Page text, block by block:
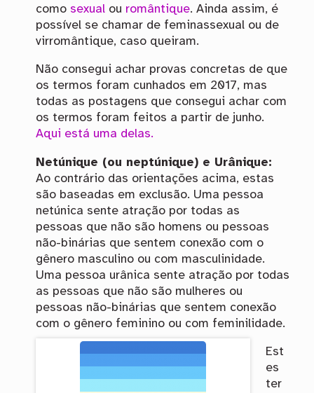
como sexualou romântique. Ainda assim, é
possível se chamar de feminassexual ou de
virromântique, caso queiram.
Não consegui achar provas concretas de que
os termos foram cunhados em 2017, mas
todas as postagens que consegui achar com
os termos foram feitos a partir de junho.
Aqui está uma delas.
Netúnique (ou neptúnique) e Urânique:
Ao contrário das orientações acima, estas
são baseadas em exclusão. Uma pessoa
netúnica sente atração por todas as
pessoas que não são homens ou pessoas
não-binárias que sentem conexão com o
gênero masculino ou com masculinidade.
Uma pessoa urânica sente atração por todas
as pessoas que não são mulheres ou
pessoas não-binárias que sentem conexão
com o gênero feminino ou com feminilidade.
Est
es
ter